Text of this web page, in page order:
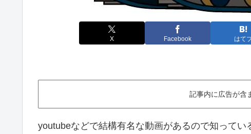
X Facebook はて
記事内に広告が含
youtubeなどで結構有名な動画があるので知って